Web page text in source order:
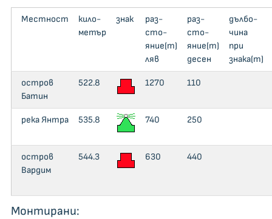
Местност
кило­
метър
знак
раз­
сто­
яние(m)
ляв
раз­
сто­
яние(m)
десен
дъл­бо­
чи­на
при
знака(m)
остров
Батин
522.8 1270 110
река Янтра 535.8 740 250
остров
Вардим
544.3 630 440
Монтирани: